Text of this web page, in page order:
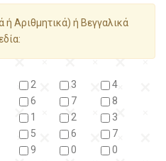
ή Αριθμητικά) ή Βεγγαλικά
2 3
4
6 7
8
1 2
3
5 6
7
9 0 0